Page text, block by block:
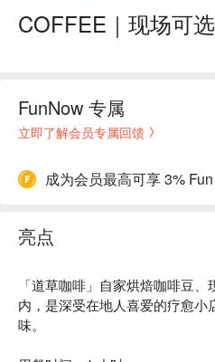
COFFEE｜现场可
FunNow 专属
立即了解会员专属回馈
成为会员最高可享 3%
亮点
「道草咖啡」自家烘焙咖啡豆
内，是深受在地人喜爱的疗愈小
味。